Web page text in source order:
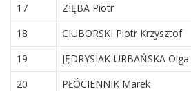
17
ZIĘBA Piotr
18
CIUBORSKI Piotr Krzysztof
19
JĘDRYSIAK-URBAŃSKA Olga
20
PŁÓCIENNIK Marek